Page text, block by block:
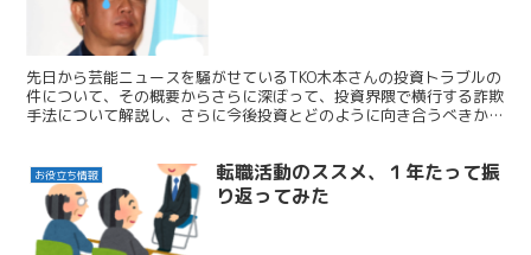
先日から芸能ニュースを騒がせているTKO木本さんの投資トラブルの
件について、その概要からさらに深ぼって、投資界隈で横行する詐欺
手法について解説し、さらに今後投資とどのように向き合うべきか、
お役立ち情報
転職活動のススメ、１年たって振
り返ってみた